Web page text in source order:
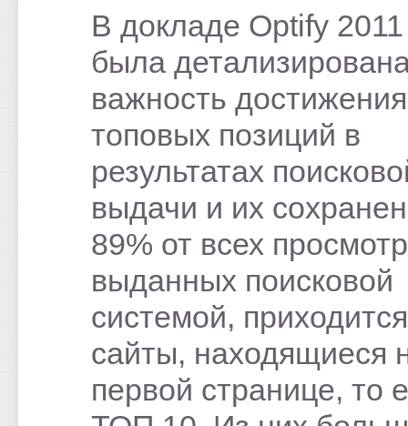
В докладе Оptify 2011
была
важность достижения
топовых позиций в
результатах
выдачи и их
89% от всех
выданных поисковой
системой,
сайты, находящиеся
первой странице, то